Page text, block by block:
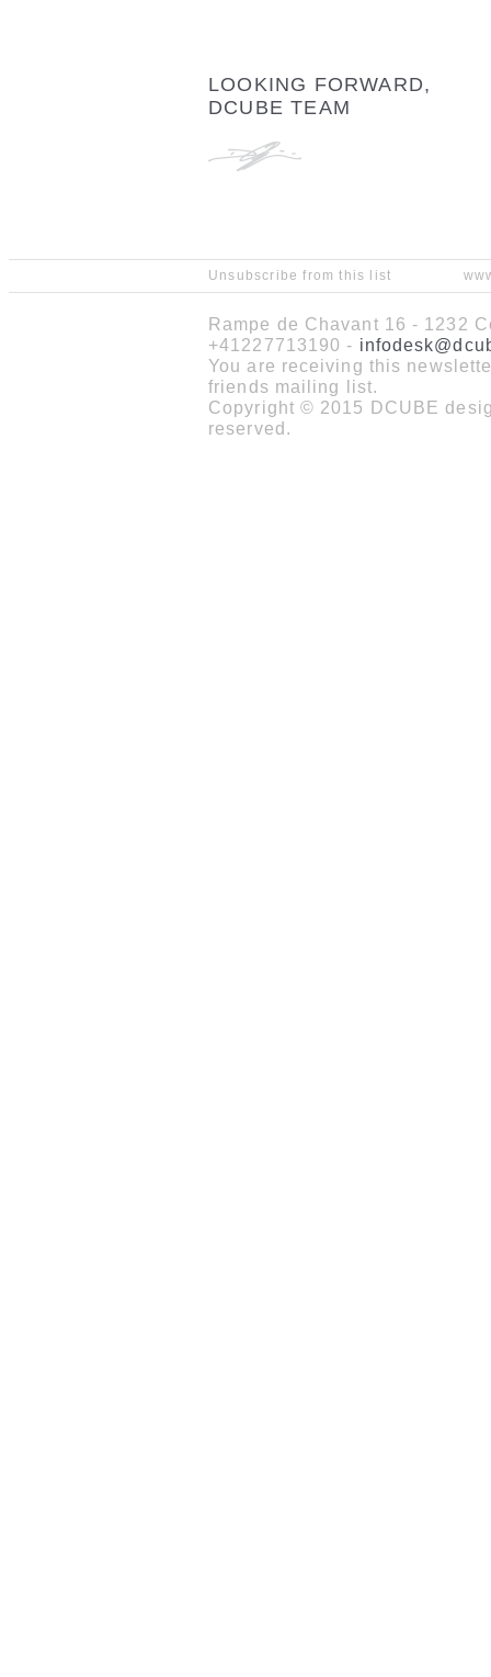
LOOKING FORWARD,
DCUBE TEAM
Unsubscribe from this list
Rampe de Chavant 16 - 1232
+41227713190 -
You are receiving this
friends mailing list.
Copyright © 2015 DCUBE
reserved.